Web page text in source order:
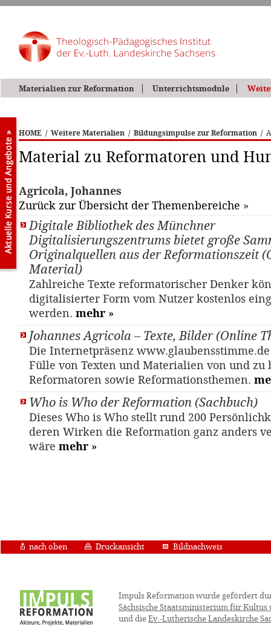
Materialien zur Reformation Unterrichtsmodule
HOME / Weitere Materialien / Bildungsimpulse zur Reformation /
Material zu Reformatoren und
Agricola, Johannes
Zurück zur Übersicht der Themenbereiche »
Digitale Bibliothek des Münchner
Digitalisierungszentrums bietet große
Originalquellen aus der Reformationszeit
Material)
Zahlreiche Texte reformatorischer Denker
digitalisierter Form vom Nutzer kostenlos
werden. mehr »
Johannes Agricola – Texte, Bilder (Online
Die Internetpräsenz
Fülle von Texten und Materialien von und zu
Reformatoren sowie Reformationsthemen.
Who is Who der Reformation (Sachbuch)
Dieses Who is Who stellt rund 200
deren Wirken die Reformation ganz anders
wäre mehr »
nach oben Druckansicht Bildnachweis
Impuls Reformation wurde gefördert
Sächsische Staatsministerium für Kultus
und die Ev.-Lutherische Landeskirche